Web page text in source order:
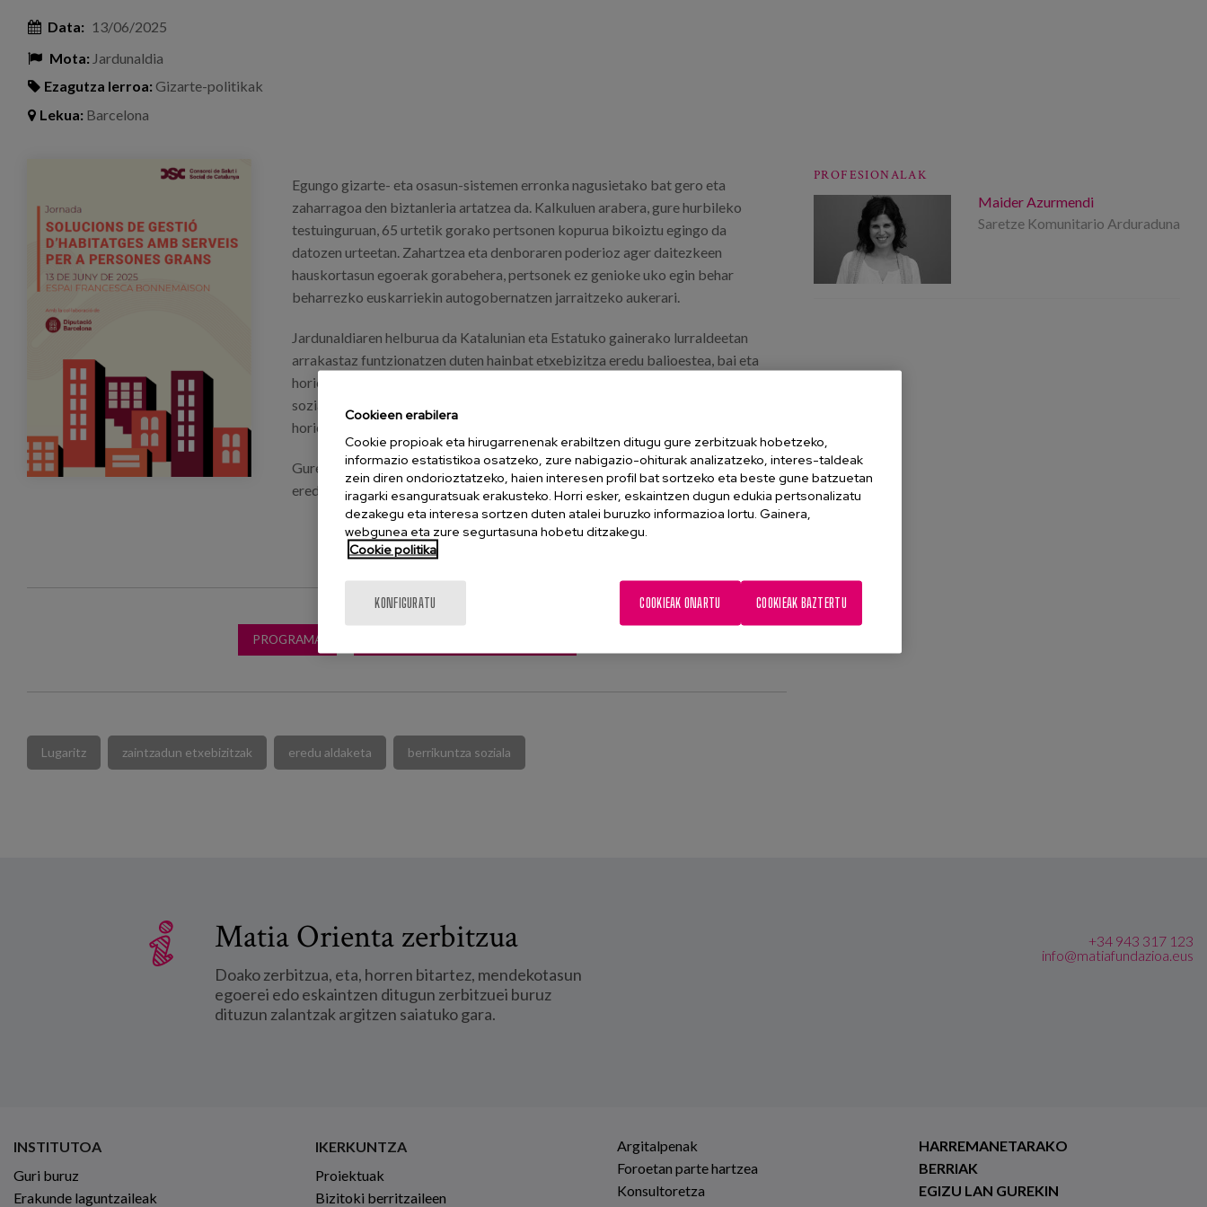
Data: 13/06/2025
Mota: Jardunaldia
Ezagutza lerroa:Gizarte-politikak
Lekua: Barcelona
cartel_jornada_barcelona_solucinesdegestion_eventos.pngEgungo gizarte- eta osasun-sistemen erronka nagusietako bat gero eta
zaharragoa den biztanleria artatzea da. Kalkuluen arabera, gure hurbileko
testuinguruan, 65 urtetik gorako pertsonen kopurua bikoiztu egingo da
datozen urteetan. Zahartzea eta denboraren poderioz ager daitezkeen
hauskortasun egoerak gorabehera, pertsonek ez genioke uko egin behar
beharrezko euskarriekin autogobernatzen jarraitzeko aukerari.
Jardunaldiaren helburua da Katalunian eta Estatuko gainerako lurraldeetan
arrakastaz funtzionatzen duten hainbat etxebizitza eredu balioestea, bai eta
horien bideragarritasunerako eta iraunkortasunerako, ekonomikoki zein
sozialki, kontuan hartu beharreko alderdiak partekatzea ere, baina eredu
horiek lurraldera zabaltzeko.
Gure lankide Maider Azurmendik Lugaritzen zerbitzuak dituzten etxebizitzen
ereduarekin esperientzia partekatuko du bertaratutako pertsonekin.
PROGRAMA
Lugaritz zaintzadun etxebizitzak eredu aldaketa berrikuntza soziala
PROFESIONALAK
Maider Azurmendi
Saretze Komunitario Arduraduna
Matia Orienta zerbitzua
Doako zerbitzua, eta, horren bitartez, mendekotasun
egoerei edo eskaintzen ditugun zerbitzuei buruz
dituzun zalantzak argitzen saiatuko gara.
+34 943 317 123
info@matiafundazioa.eus
INSTITUTOA
Guri buruz
Erakunde laguntzaileak
IKERKUNTZA
Proiektuak
Bizitoki berritzaileen
Argitalpenak
Foroetan parte hartzea
Konsultoretza
HARREMANETARAKO
BERRIAK
EGIZU LAN GUREKIN
Cookieen erabilera
Cookie propioak eta hirugarrenenak erabiltzen ditugu gure zerbitzuak hobetzeko,
informazio estatistikoa osatzeko, zure nabigazio-ohiturak analizatzeko, interes-taldeak
zein diren ondorioztatzeko, haien interesen profil bat sortzeko eta beste gune batzuetan
iragarki esanguratsuak erakusteko. Horri esker, eskaintzen dugun edukia pertsonalizatu
dezakegu eta interesa sortzen duten atalei buruzko informazioa lortu. Gainera,
webgunea eta zure segurtasuna hobetu ditzakegu.
Cookie politika
KONFIGURATU COOKIEAK BAZTERTU
COOKIEAK ONARTU